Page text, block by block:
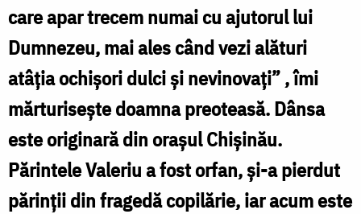
care apar trecem numai cu ajutorul lui
Dumnezeu, mai ales când vezi alături
atâția ochișori dulci și nevinovați” , îmi
mărturisește doamna preoteasă. Dânsa
este originară din orașul Chişinău.
Părintele Valeriu a fost orfan, și-a pierdut
părinții din fragedă copilărie, iar acum este